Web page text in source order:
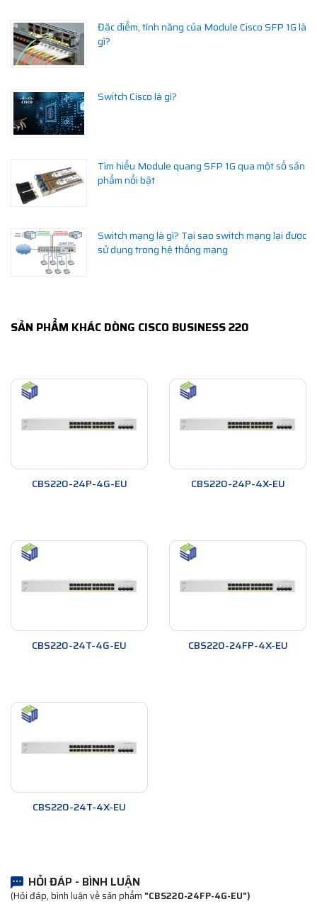
Đặc điểm, tính năng của Module Cisco SFP 1G là
gì?
Switch Cisco là gì?
Tìm hiểu Module quang SFP 1G qua một số sản
phẩm nổi bật
Switch mạng là gì? Tại sao switch mạng lại được
sử dụng trong hệ thống mạng
SẢN PHẨM KHÁC DÒNG CISCO BUSINESS 220
CBS220-24P-4G-EU CBS220-24P-4X-EU
CBS220-24T-4G-EU CBS220-24FP-4X-EU
CBS220-24T-4X-EU
HỎI ĐÁP - BÌNH LUẬN
(Hỏi đáp, bình luận về sản phẩm "CBS220-24FP-4G-EU")